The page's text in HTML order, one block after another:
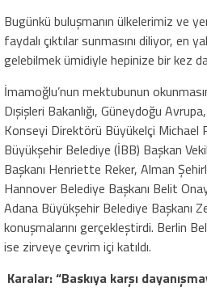
Bugünkü buluşmanın ülkelerimiz ve
faydalı çıktılar sunmasını diliyor, en
gelebilmek ümidiyle hepinize bir kez
İmamoğlu’nun mektubunun
Dışişleri Bakanlığı, Güneydoğu
Konseyi Direktörü Büyükelçi
Büyükşehir Belediye (İBB) Başkan
Başkanı Henriette Reker, Alman
Hannover Belediye Başkanı Belit
Adana Büyükşehir Belediye Başkanı
konuşmalarını gerçekleştirdi. Berlin
ise zirveye çevrim içi katıldı.
Karalar: “Baskıya karşı